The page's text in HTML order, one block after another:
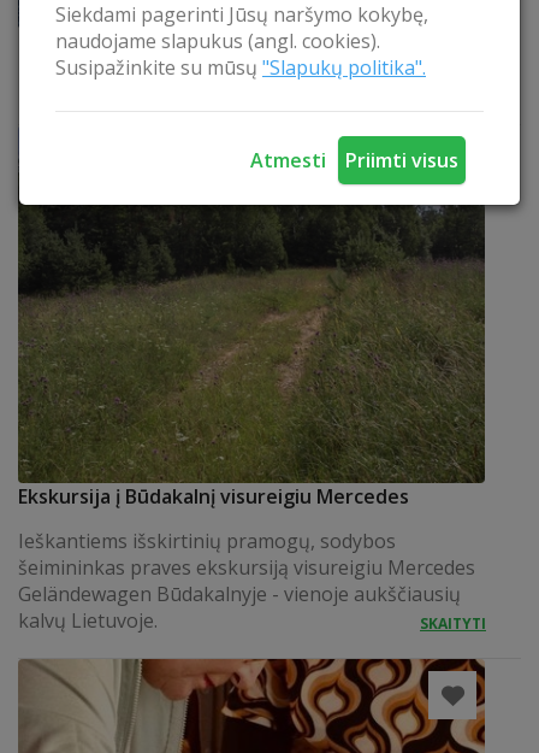
Siekdami pagerinti Jūsų naršymo kokybę,
naudojame slapukus (angl. cookies).
Susipažinkite su mūsų "Slapukų politika".
Atmesti Priimti visus
Katerių nuoma
Kateriukas (iki 4 asmenų)
Ekskursija į Būdakalnį visureigiu Mercedes
Ieškantiems išskirtinių pramogų, sodybos
šeimininkas praves ekskursiją visureigiu Mercedes
Geländewagen Būdakalnyje - vienoje aukščiausių
kalvų Lietuvoje.
SKAITYTI